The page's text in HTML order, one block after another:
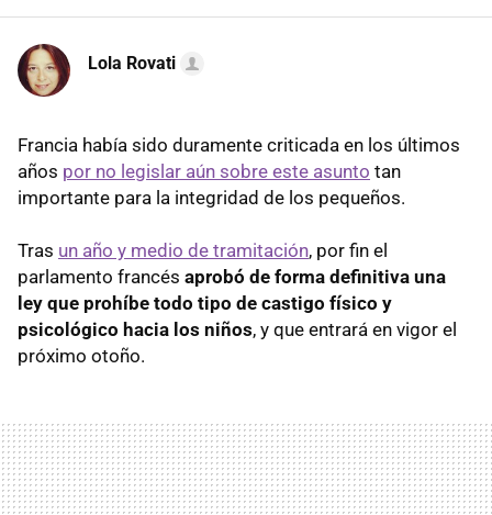
Lola Rovati
Francia había sido duramente criticada en los últimos
años por no legislar aún sobre este asunto tan
importante para la integridad de los pequeños.
Tras un año y medio de tramitación, por fin el
parlamento francés aprobó de forma definitiva una
ley que prohíbe todo tipo de castigo físico y
psicológico hacia los niños, y que entrará en vigor el
próximo otoño.